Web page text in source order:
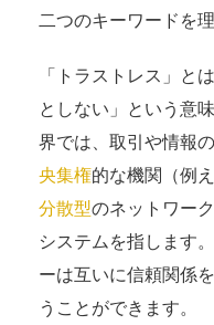
二つのキーワードを
「トラストレス」と
としない」という意
界では、取引や情報
央集権的な機関（例
分散型のネットワー
システムを指します
ーは互いに信頼関係
うことができます。